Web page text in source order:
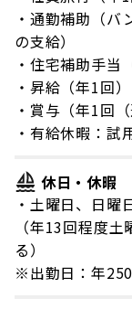
・通勤補助（バ
の支給）
・住宅補助手当
・昇給（年1回）
・賞与（年1回
・有給休暇：試
休日・休暇
・土曜日、日曜
（年13回程度
る）
※出勤日：年